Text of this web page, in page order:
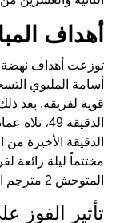
أهداف
توزعت أهداف نهضة
قوية لفريقه. بعد
الدقيقة الأخيرة من
مختتماً ليلة رائعة
المتوحش 2 مترجم الحلقة 17
تأثير الفوز